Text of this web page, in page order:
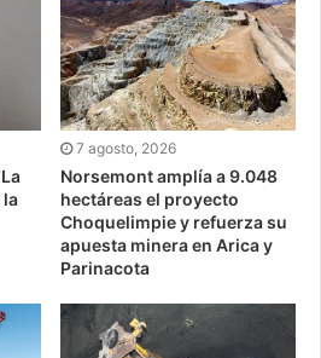
la
7 agosto, 2026
Norsemont amplía a 9.048
hectáreas el proyecto
Choquelimpie y refuerza su
apuesta minera en Arica y
Parinacota